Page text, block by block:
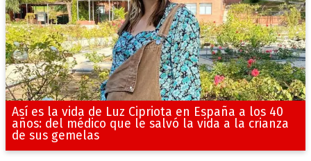
Así es la vida de Luz Cipriota en España a los 40
años: del médico que le salvó la vida a la crianza
de sus gemelas